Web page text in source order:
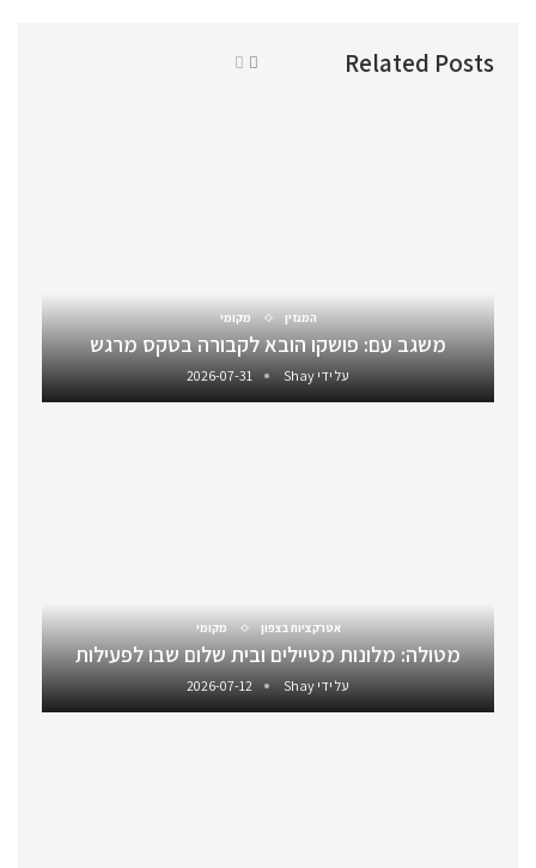
Related Posts
המגזין מקומי
משגב עם: פושקו הובא לקבורה בטקס מרגש
על ידי Shay
2026-07-31
אטרקציות בצפון מקומי
מטולה: מלונות מטיילים ובית שלום שבו לפעילות
על ידי Shay
2026-07-12